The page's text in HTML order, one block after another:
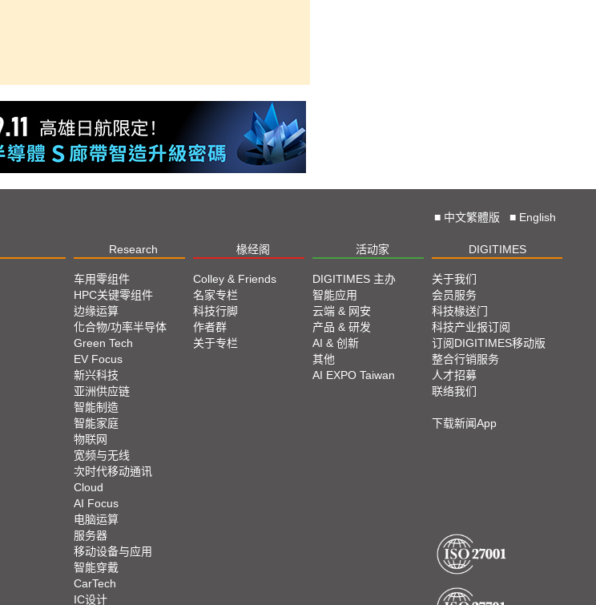
■ 中文繁體版 ■ English
Research 椽经阁 活动家 DIGITIMES
车用零组件
HPC关键零组件
边缘运算
化合物/功率半导体
Green Tech
EV Focus
新兴科技
亚洲供应链
智能制造
智能家庭
物联网
宽频与无线
次时代移动通讯
Cloud
AI Focus
电脑运算
服务器
移动设备与应用
智能穿戴
CarTech
IC设计
Colley & Friends
名家专栏
科技行脚
作者群
关于专栏
DIGITIMES 主办
智能应用
云端 & 网安
产品 & 研发
AI & 创新
其他
AI EXPO Taiwan
关于我们
会员服务
科技椽送门
科技产业报订阅
订阅DIGITIMES移动版
整合行销服务
人才招募
联络我们
下载新闻App